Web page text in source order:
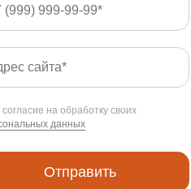
на обработку своих
данных